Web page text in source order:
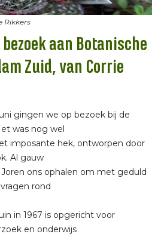
aan Botanische
Zuid, van Corrie
gingen we op bezoek bij de
was nog wel
imposante hek, ontworpen door
Al gauw
ons ophalen om met geduld
rond
in 1967 is opgericht voor
en onderwijs